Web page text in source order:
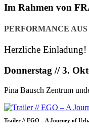
Im Rahmen von
PERFORMANCE
Herzliche Einladung!
Donnerstag // 3.
Pina Bausch Zentrum
Trailer // EGO – A Journey of